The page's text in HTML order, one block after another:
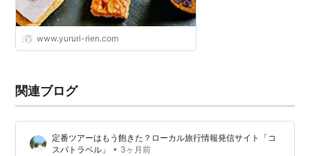
www.yururi-rien.com
関連ブログ
定番ツアーはもう飽きた？ローカル旅行情報発信サイト「コ
スパトラベル」
• 3ヶ月前